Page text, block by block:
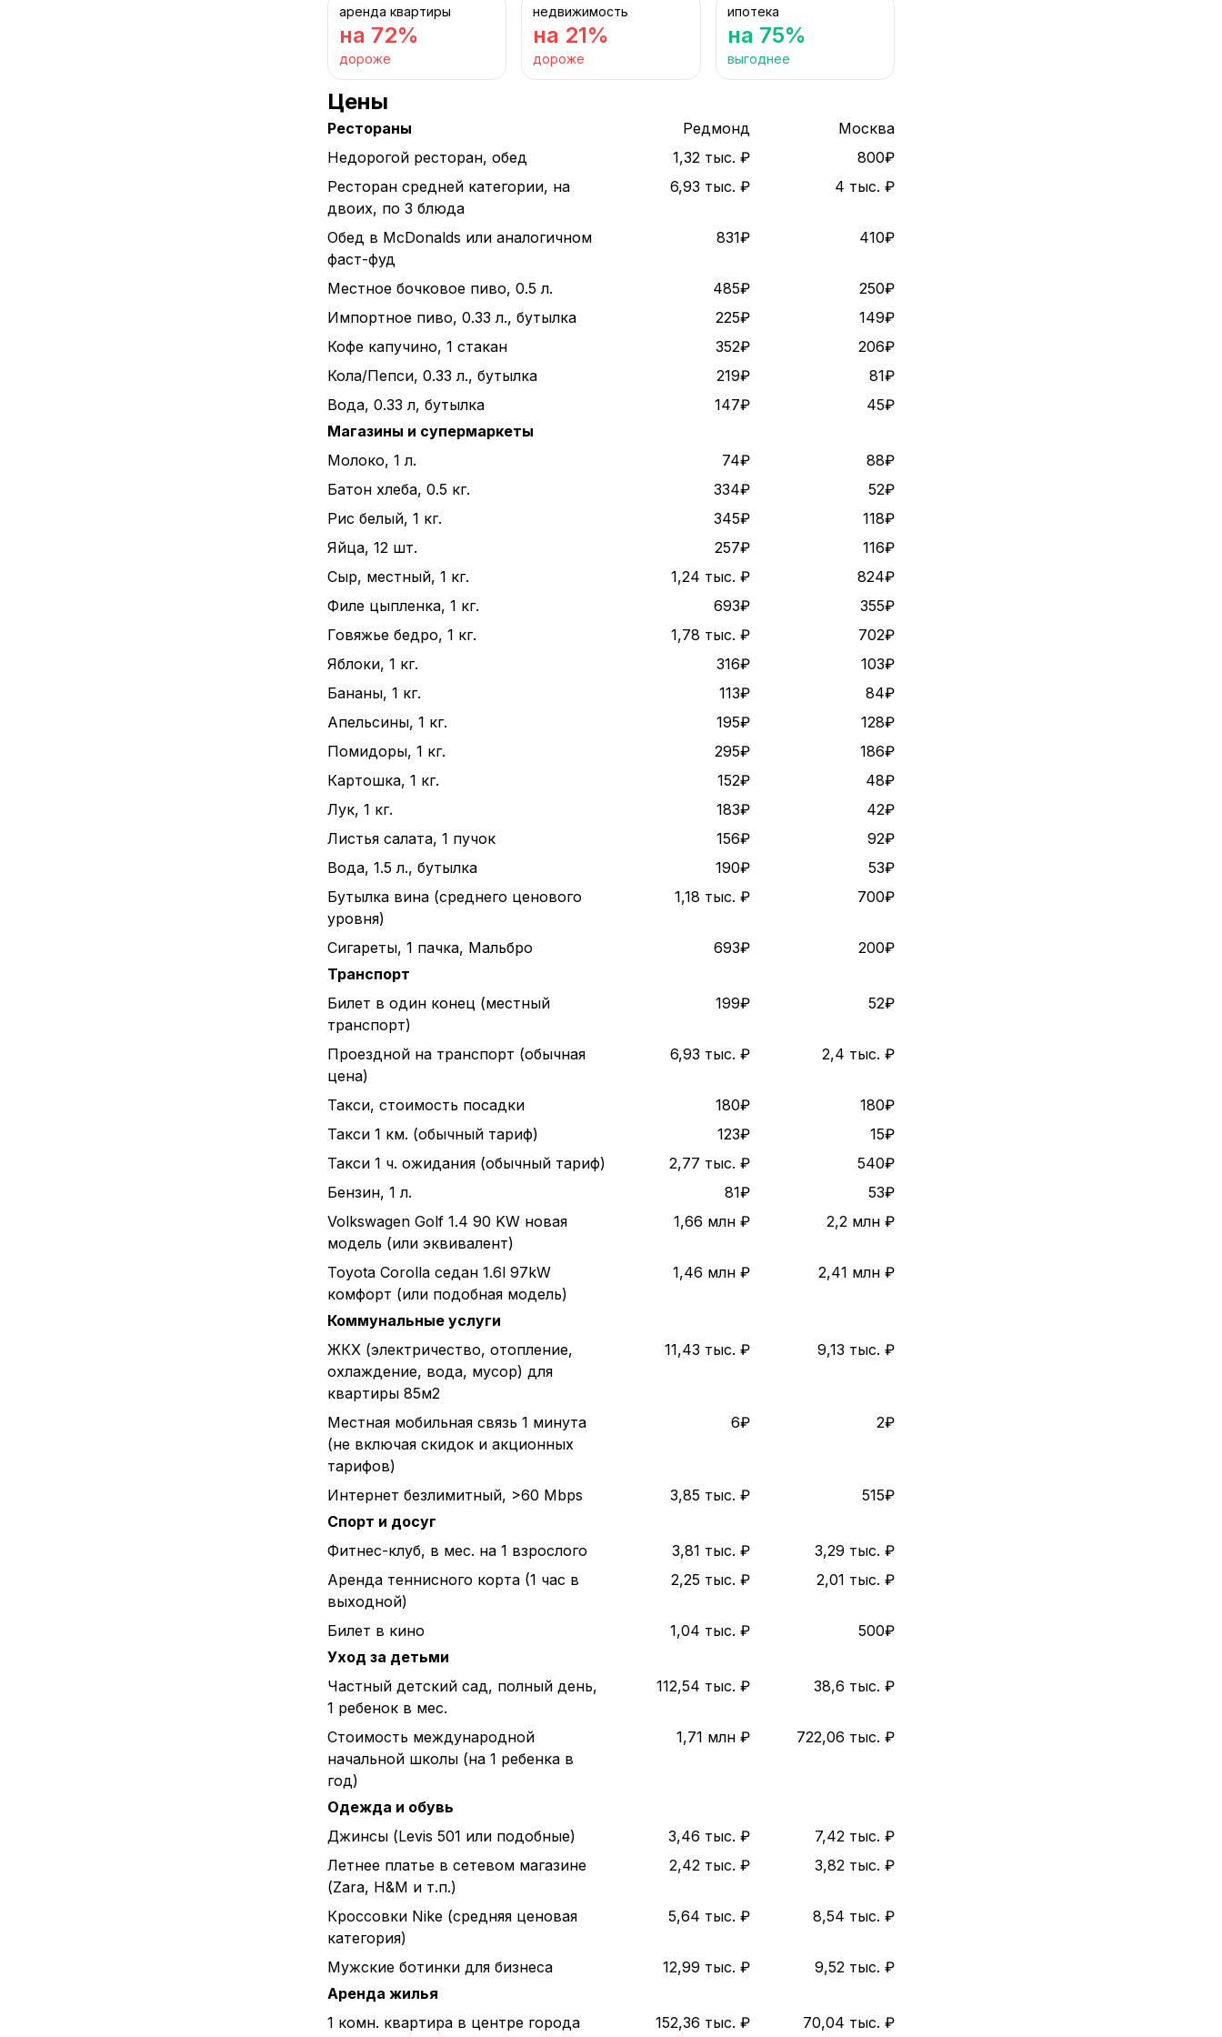
аренда квартиры
на 72%
дороже
недвижимость
на 21%
дороже
ипотека
на 75%
выгоднее
Цены
Рестораны Редмонд
Москва
Недорогой ресторан, обед
1,32 тыс. ₽
800₽
Ресторан средней категории, на
двоих, по 3 блюда
6,93 тыс. ₽ 4 тыс. ₽
Обед в McDonalds или аналогичном
фаст-фуд
831₽ 410₽
Местное бочковое пиво, 0.5 л. 485₽
250₽
Импортное пиво, 0.33 л., бутылка
225₽
149₽
Кофе капучино, 1 стакан
352₽
206₽
Кола/Пепси, 0.33 л., бутылка
219₽
81₽
Вода, 0.33 л, бутылка
147₽
45₽
Магазины и супермаркеты
Молоко, 1 л.
74₽
88₽
Батон хлеба, 0.5 кг.
334₽
52₽
Рис белый, 1 кг.
345₽
118₽
Яйца, 12 шт.
257₽
116₽
Сыр, местный, 1 кг.
1,24 тыс. ₽
824₽
Филе цыпленка, 1 кг.
693₽
355₽
Говяжье бедро, 1 кг.
1,78 тыс. ₽
702₽
Яблоки, 1 кг.
316₽
103₽
Бананы, 1 кг.
113₽
84₽
Апельсины, 1 кг.
195₽
128₽
Помидоры, 1 кг.
295₽
186₽
Картошка, 1 кг.
152₽
48₽
Лук, 1 кг.
183₽
42₽
Листья салата, 1 пучок
156₽
92₽
Вода, 1.5 л., бутылка
190₽
53₽
Бутылка вина (среднего ценового
уровня)
1,18 тыс. ₽ 700₽
Сигареты, 1 пачка, Мальбро 693₽
200₽
Транспорт
Билет в один конец (местный
транспорт)
199₽ 52₽
Проездной на транспорт (обычная
цена)
6,93 тыс. ₽ 2,4 тыс. ₽
Такси, стоимость посадки 180₽
180₽
Такси 1 км. (обычный тариф)
123₽
15₽
Такси 1 ч. ожидания (обычный тариф)
2,77 тыс. ₽
540₽
Бензин, 1 л.
81₽
53₽
Volkswagen Golf 1.4 90 KW новая
модель (или эквивалент)
1,66 млн ₽ 2,2 млн ₽
Toyota Corolla седан 1.6l 97kW
комфорт (или подобная модель)
1,46 млн ₽ 2,41 млн ₽
Коммунальные услуги
ЖКХ (электричество, отопление,
охлаждение, вода, мусор) для
квартиры 85м2
11,43 тыс. ₽ 9,13 тыс. ₽
Местная мобильная связь 1 минута
(не включая скидок и акционных
тарифов)
6₽ 2₽
Интернет безлимитный, >60 Mbps 3,85 тыс. ₽
515₽
Спорт и досуг
Фитнес-клуб, в мес. на 1 взрослого
3,81 тыс. ₽
3,29 тыс. ₽
Аренда теннисного корта (1 час в
выходной)
2,25 тыс. ₽ 2,01 тыс. ₽
Билет в кино 1,04 тыс. ₽
500₽
Уход за детьми
Частный детский сад, полный день,
1 ребенок в мес.
112,54 тыс. ₽ 38,6 тыс. ₽
Стоимость международной
начальной школы (на 1 ребенка в
год)
1,71 млн ₽ 722,06 тыс. ₽
Одежда и обувь
Джинсы (Levis 501 или подобные)
3,46 тыс. ₽
7,42 тыс. ₽
Летнее платье в сетевом магазине
(Zara, H&M и т.п.)
2,42 тыс. ₽ 3,82 тыс. ₽
Кроссовки Nike (средняя ценовая
категория)
5,64 тыс. ₽ 8,54 тыс. ₽
Мужские ботинки для бизнеса 12,99 тыс. ₽
9,52 тыс. ₽
Аренда жилья
1 комн. квартира в центре города
152,36 тыс. ₽ 70,04 тыс. ₽